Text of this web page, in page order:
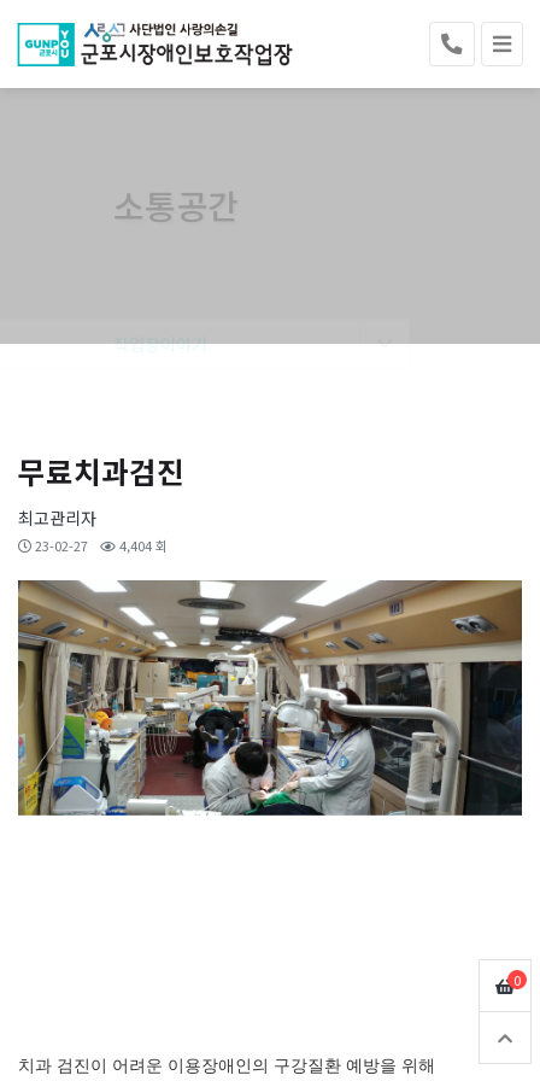
소통공간
작업장이야기
무료치과검진
최고관리자
23-02-27 4,404 회
치과 검진이 어려운 이용장애인의 구강질환 예방을 위해
0